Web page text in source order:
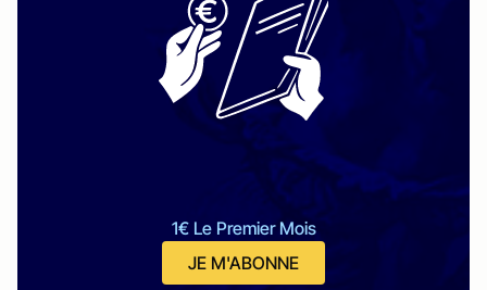
1€ Le Premier Mois
JE M'ABONNE